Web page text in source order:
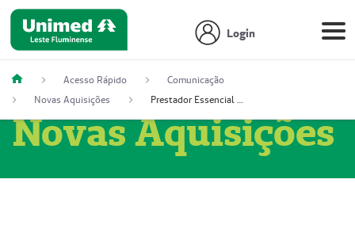
Login
Acesso Rápido
Comunicação
Novas Aquisições
Prestador Essencial Gestão em Saúde Ereli (51004354-7)
Novas Aquisições